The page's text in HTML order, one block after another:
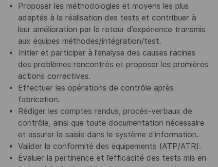
Proposer les méthodologies et moyens les plus
adaptés à la réalisation des tests et contribuer à
leur amélioration par le retour d’expérience transmis
aux équipes méthodes/intégration/test.
Initier et participer à l’analyse des causes racines
des problèmes rencontrés et proposer les premières
actions correctives.
Effectuer les opérations de contrôle après
fabrication.
Rédiger les comptes rendus, procès-verbaux de
contrôle, ainsi que toute documentation nécessaire
et assurer la saisie dans le système d'information.
Valider la conformité des équipements (ATP/ATR).
Évaluer la pertinence et l’efficacité des tests mis en